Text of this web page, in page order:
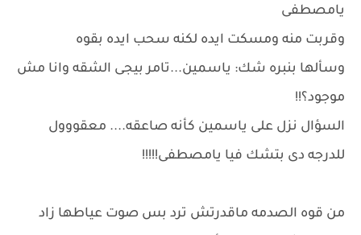
يامصطفى
وقربت منه ومسكت ايده لكنه سحب ايده بقوه
وسألها بنبره شك: ياسمين...تامر بيجى الشقه وانا مش
موجود؟!!
السؤال نزل على ياسمين كأنه صاعقه.... معقووول
للدرجه دى بتشك فيا يامصطفى!!!!!
من قوه الصدمه ماقدرتش ترد بس صوت عياطها زاد